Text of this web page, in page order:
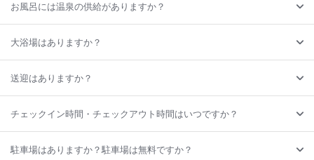
お風呂には温泉の供給がありますか？
大浴場はありますか？
送迎はありますか？
チェックイン時間・チェックアウト時間はいつですか？
駐車場はありますか？駐車場は無料ですか？